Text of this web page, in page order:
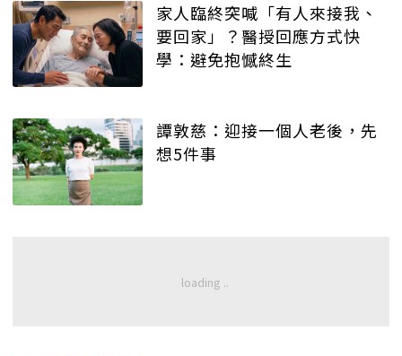
家人臨終突喊「有人來接我、
要回家」？醫授回應方式快
學：避免抱憾終生
譚敦慈：迎接一個人老後，先
想5件事